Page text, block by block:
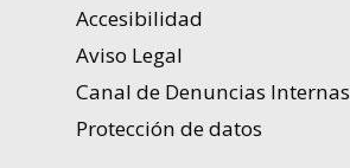
Accesibilidad
Aviso Legal
Canal de Denuncias Internas
Protección de datos